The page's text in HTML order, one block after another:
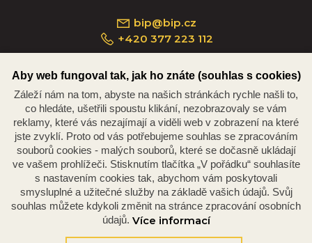
bip@bip.cz
+420 377 223 112
Náměstí Republiky 234/35, 301 00 Plzeň
Aby web fungoval tak, jak ho znáte (souhlas s cookies)
Záleží nám na tom, abyste na našich stránkách rychle našli to,
co hledáte, ušetřili spoustu klikání, nezobrazovaly se vám
reklamy, které vás nezajímají a viděli web v zobrazení na které
jste zvyklí. Proto od vás potřebujeme souhlas se zpracováním
souborů cookies - malých souborů, které se dočasně ukládají
ve vašem prohlížeči. Stisknutím tlačítka „V pořádku“ souhlasíte
s nastavením cookies tak, abychom vám poskytovali
smysluplné a užitečné služby na základě vašich údajů. Svůj
souhlas můžete kdykoli změnit na stránce zpracování osobních
údajů. Více informací